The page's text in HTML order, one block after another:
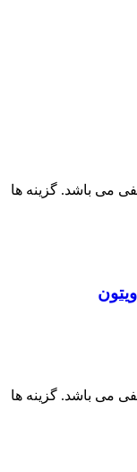
می باشد. گزینه ها
می باشد. گزینه ها